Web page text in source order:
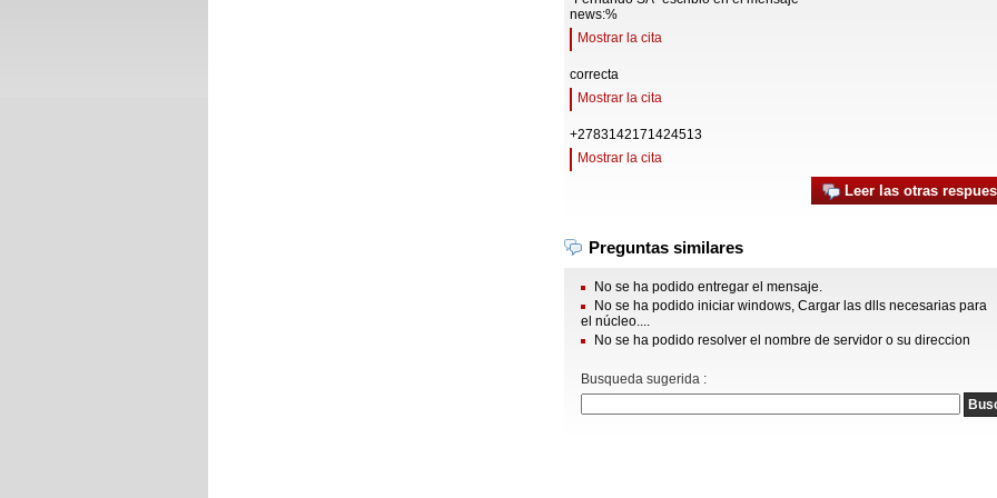
news:%
Mostrar la cita
correcta
Mostrar la cita
+2783142171424513
Mostrar la cita
Leer las otras
Preguntas similares
No se ha podido entregar el mensaje.
No se ha podido iniciar windows, Cargar las dlls necesarias para
el núcleo....
No se ha podido resolver el nombre de servidor o su direccion
Busqueda sugerida :